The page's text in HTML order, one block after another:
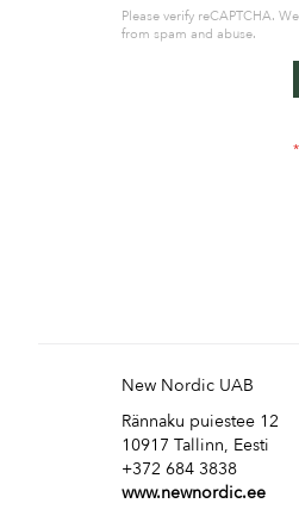
Please verify reCAPTCHA.
from spam and abuse.
New Nordic UAB
Rännaku puiestee 12
10917 Tallinn, Eesti
+372 684 3838
www.newnordic.ee